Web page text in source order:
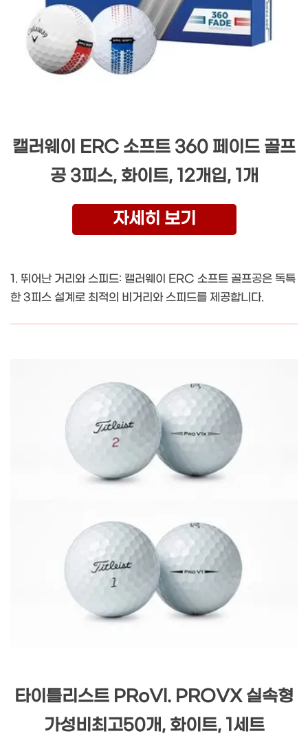
캘러웨이 ERC 소프트 360 페이드 골프
공 3피스, 화이트, 12개입, 1개
자세히 보기
1. 뛰어난 거리와 스피드: 캘러웨이 ERC 소프트 골프공은 독특
한 3피스 설계로 최적의 비거리와 스피드를 제공합니다.
타이틀리스트 PRoVl. PROVX 실속형
가성비최고50개, 화이트, 1세트